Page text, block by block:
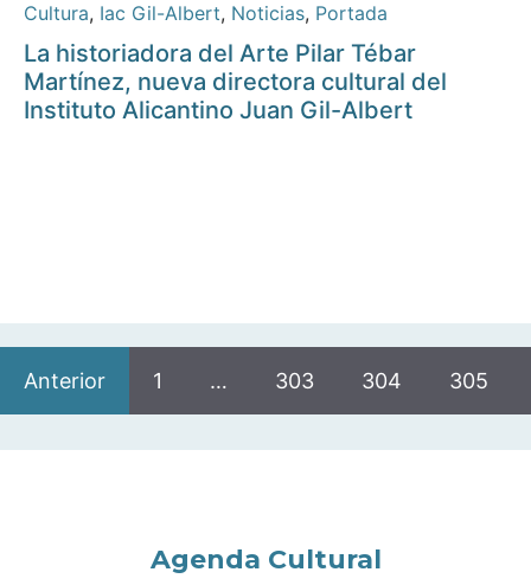
Cultura, Iac Gil-Albert, Noticias, Portada
La historiadora del Arte Pilar Tébar
Martínez, nueva directora cultural del
Instituto Alicantino Juan Gil-Albert
Anterior 1 … 303 304 305
Agenda Cultural